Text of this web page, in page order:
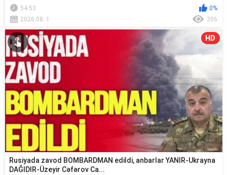
54:53
0%
2026.08. 1
206
HD
Rusiyada zavod BOMBARDMAN edildi, anbarlar YANIR-Ukrayna
DAĞIDIR-Üzeyir Cəfərov Ca...